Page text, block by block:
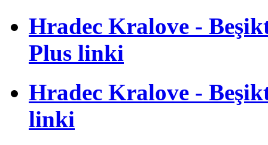
Hradec Kralove -
Plus linki
Hradec Kralove -
linki